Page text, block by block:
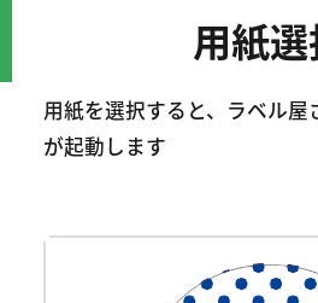
用紙
用紙を選択すると、ラベル
が起動します